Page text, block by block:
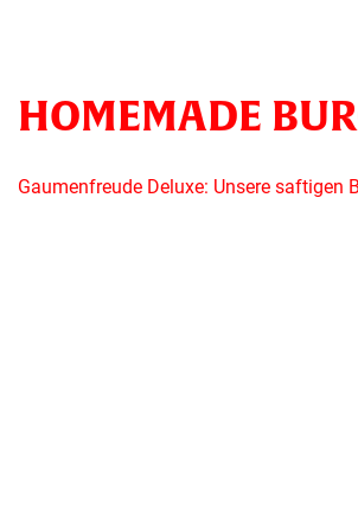
HOMEMADE
Gaumenfreude Deluxe: Unsere saftigen